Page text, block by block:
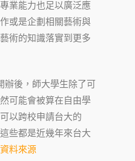
業能力也足以廣泛應
或是企劃相關藝術與
術的知識落實到更多
辦後，師大學生除了可
可能會被算在自由學
以跨校申請台大的
些都是近幾年來台大
資料來源